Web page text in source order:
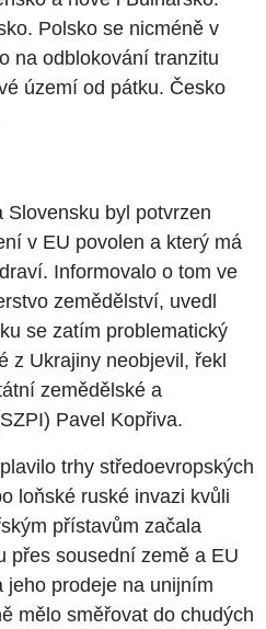
Polsko se nicméně v
na odblokování tranzitu
území od pátku. Česko
byl potvrzen
v EU povolen a který má
Informovalo o tom ve
zemědělství, uvedl
se zatím problematický
z Ukrajiny neobjevil, řekl
zemědělské a
Pavel Kopřiva.
trhy středoevropských
loňské ruské invazi kvůli
přístavům začala
přes sousední země a EU
jeho prodeje na unijním
mělo směřovat do chudých